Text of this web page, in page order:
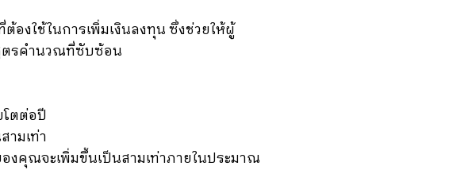
องใช้ในการเพิ่มเงินลงทุน ซึ่งช่วยให้ผู้
ตรคำนวณที่ซับซ้อน
ตต่อปี
ามเท่า
คุณจะเพิ่มขึ้นเป็นสามเท่าภายในประมาณ